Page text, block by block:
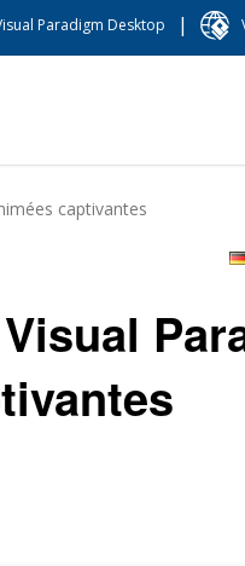
Paradigm Desktop |
captivantes